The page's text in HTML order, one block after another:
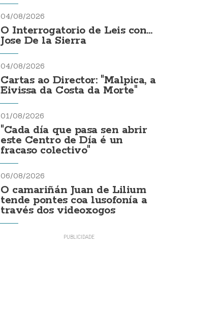
04/08/2026
O Interrogatorio de Leis con...
Jose De la Sierra
04/08/2026
Cartas ao Director: "Malpica, a
Eivissa da Costa da Morte"
01/08/2026
"Cada día que pasa sen abrir
este Centro de Día é un
fracaso colectivo"
06/08/2026
O camariñán Juan de Lilium
tende pontes coa lusofonía a
través dos videoxogos